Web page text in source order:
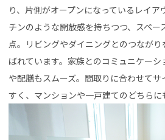
り、片側がオープンになっているレイア
チンのような開放感を持ちつつ、スペ
点。リビングやダイニングとのつなが
ばれています。家族とのコミュニケー
や配膳もスムーズ。間取りに合わせて
すく、マンションや一戸建てのどちらに